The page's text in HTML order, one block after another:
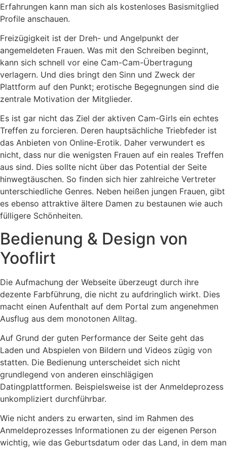
Erfahrungen kann man sich als kostenloses Basismitglied
Profile anschauen.
Freizügigkeit ist der Dreh- und Angelpunkt der
angemeldeten Frauen. Was mit den Schreiben beginnt,
kann sich schnell vor eine Cam-Cam-Übertragung
verlagern. Und dies bringt den Sinn und Zweck der
Plattform auf den Punkt; erotische Begegnungen sind die
zentrale Motivation der Mitglieder.
Es ist gar nicht das Ziel der aktiven Cam-Girls ein echtes
Treffen zu forcieren. Deren hauptsächliche Triebfeder ist
das Anbieten von Online-Erotik. Daher verwundert es
nicht, dass nur die wenigsten Frauen auf ein reales Treffen
aus sind. Dies sollte nicht über das Potential der Seite
hinwegtäuschen. So finden sich hier zahlreiche Vertreter
unterschiedliche Genres. Neben heißen jungen Frauen, gibt
es ebenso attraktive ältere Damen zu bestaunen wie auch
fülligere Schönheiten.
Bedienung & Design von
Yooflirt
Die Aufmachung der Webseite überzeugt durch ihre
dezente Farbführung, die nicht zu aufdringlich wirkt. Dies
macht einen Aufenthalt auf dem Portal zum angenehmen
Ausflug aus dem monotonen Alltag.
Auf Grund der guten Performance der Seite geht das
Laden und Abspielen von Bildern und Videos zügig von
statten. Die Bedienung unterscheidet sich nicht
grundlegend von anderen einschlägigen
Datingplattformen. Beispielsweise ist der Anmeldeprozess
unkompliziert durchführbar.
Wie nicht anders zu erwarten, sind im Rahmen des
Anmeldeprozesses Informationen zu der eigenen Person
wichtig, wie das Geburtsdatum oder das Land, in dem man